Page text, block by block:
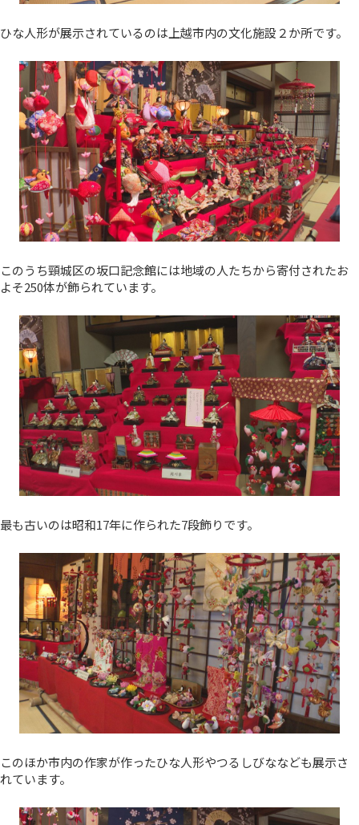
ひな人形が展示されているのは上越市内の文化施設２か所です。
このうち頸城区の坂口記念館には地域の人たちから寄付されたお
よそ250体が飾られています。
最も古いのは昭和17年に作られた7段飾りです。
このほか市内の作家が作ったひな人形やつるしびななども展示さ
れています。